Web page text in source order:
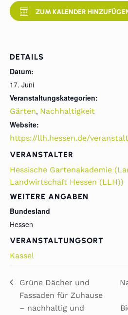
ZUM KALENDER
DETAILS
Datum:
17. Juni
Veranstaltungskategorien:
Gärten, Nachhaltigkeit
Website:
https://llh.hessen.de/
VERANSTALTUNGSORT
Kassel
VERANSTALTER
Hessische Gartenakademie
Landwirtschaft Hessen (LLH))
WEITERE ANGABEN
Bundesland
Hessen
Grüne Dächer und
Fassaden für Zuhause
– nachhaltig und